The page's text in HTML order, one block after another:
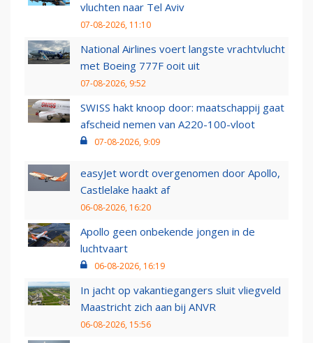
vluchten naar Tel Aviv
07-08-2026, 11:10
National Airlines voert langste vrachtvlucht
met Boeing 777F ooit uit
07-08-2026, 9:52
SWISS hakt knoop door: maatschappij gaat
afscheid nemen van A220-100-vloot
07-08-2026, 9:09
easyJet wordt overgenomen door Apollo,
Castlelake haakt af
06-08-2026, 16:20
Apollo geen onbekende jongen in de
luchtvaart
06-08-2026, 16:19
In jacht op vakantiegangers sluit vliegveld
Maastricht zich aan bij ANVR
06-08-2026, 15:56